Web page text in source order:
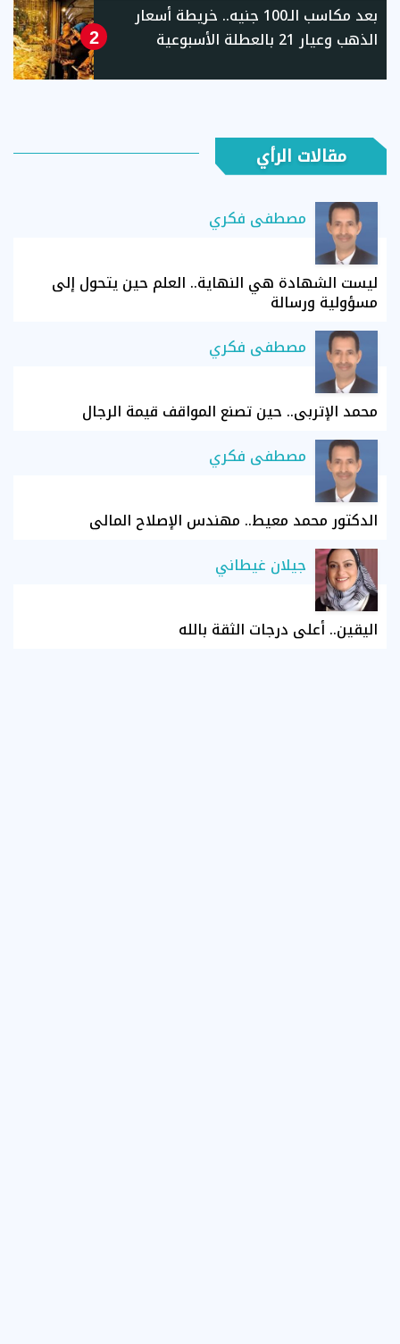
2
بعد مكاسب الـ100 جنيه.. خريطة أسعار
الذهب وعيار 21 بالعطلة الأسبوعية
مقالات الرأي
مصطفى فكري
ليست الشهادة هي النهاية.. العلم حين يتحول إلى
مسؤولية ورسالة
مصطفى فكري
محمد الإتربي.. حين تصنع المواقف قيمة الرجال
مصطفى فكري
الدكتور محمد معيط.. مهندس الإصلاح المالي
جيلان غيطاني
اليقين.. أعلى درجات الثقة بالله